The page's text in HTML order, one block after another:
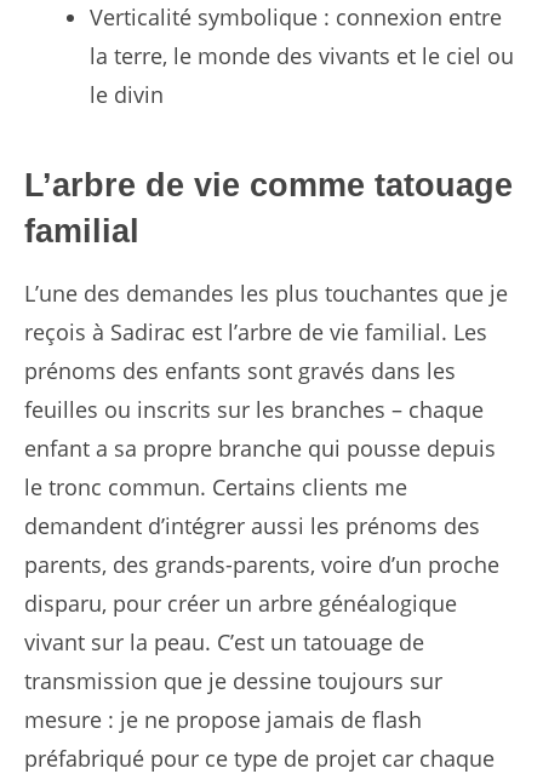
Verticalité symbolique : connexion entre
la terre, le monde des vivants et le ciel ou
le divin
L’arbre de vie comme tatouage
familial
L’une des demandes les plus touchantes que je
reçois à Sadirac est l’arbre de vie familial. Les
prénoms des enfants sont gravés dans les
feuilles ou inscrits sur les branches – chaque
enfant a sa propre branche qui pousse depuis
le tronc commun. Certains clients me
demandent d’intégrer aussi les prénoms des
parents, des grands-parents, voire d’un proche
disparu, pour créer un arbre généalogique
vivant sur la peau. C’est un tatouage de
transmission que je dessine toujours sur
mesure : je ne propose jamais de flash
préfabriqué pour ce type de projet car chaque